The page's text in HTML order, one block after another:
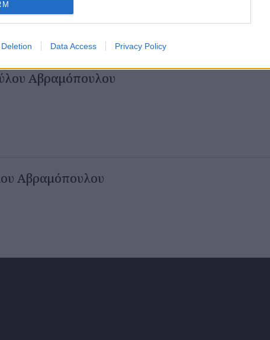
Data Access Privacy Policy
Αβραμόπουλου
Αβραμόπουλου